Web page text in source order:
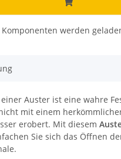
Komponenten werden
einer Auster ist eine wahre
mit einem
erobert. Mit diesem
Sie sich das Öffnen